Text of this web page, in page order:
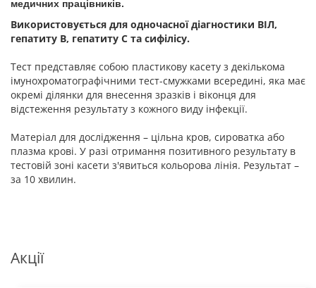
медичних працівників.
Використовується для одночасної діагностики ВІЛ,
гепатиту В, гепатиту С та сифілісу.
Тест представляє собою пластикову касету з декількома
імунохроматографічними тест-смужками всередині, яка має
окремі ділянки для внесення зразків і віконця для
відстеження результату з кожного виду інфекції.
Матеріал для дослідження – цільна кров, сироватка або
плазма крові. У разі отримання позитивного результату в
тестовій зоні касети з'явиться кольорова лінія. Результат –
за 10 хвилин.
Акції